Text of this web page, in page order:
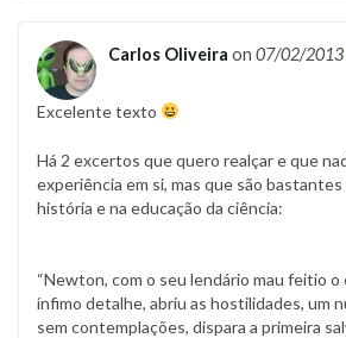
Carlos Oliveira on 07/02/2013
Excelente texto
Há 2 excertos que quero realçar e que
experiência em si, mas que são
história e na educação da ciência:
“Newton, com o seu lendário mau feitio o
ínfimo detalhe, abriu as hostilidades, um
sem contemplações, dispara a primeira